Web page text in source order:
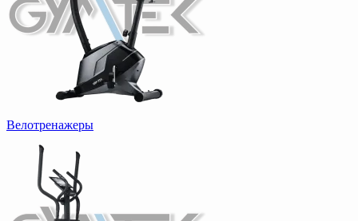
Велотренажеры